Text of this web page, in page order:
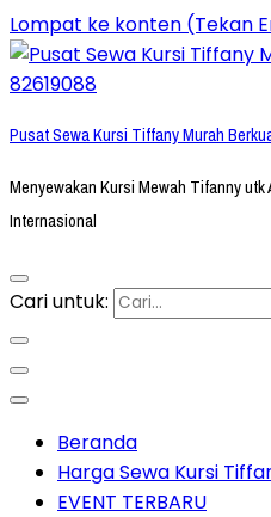
Lompat ke konten (Tekan
Pusat Sewa Kursi Tiffany Murah
Menyewakan Kursi Mewah Tifanny
Internasional
Cari untuk:
Beranda
Harga Sewa Kursi
EVENT TERBARU